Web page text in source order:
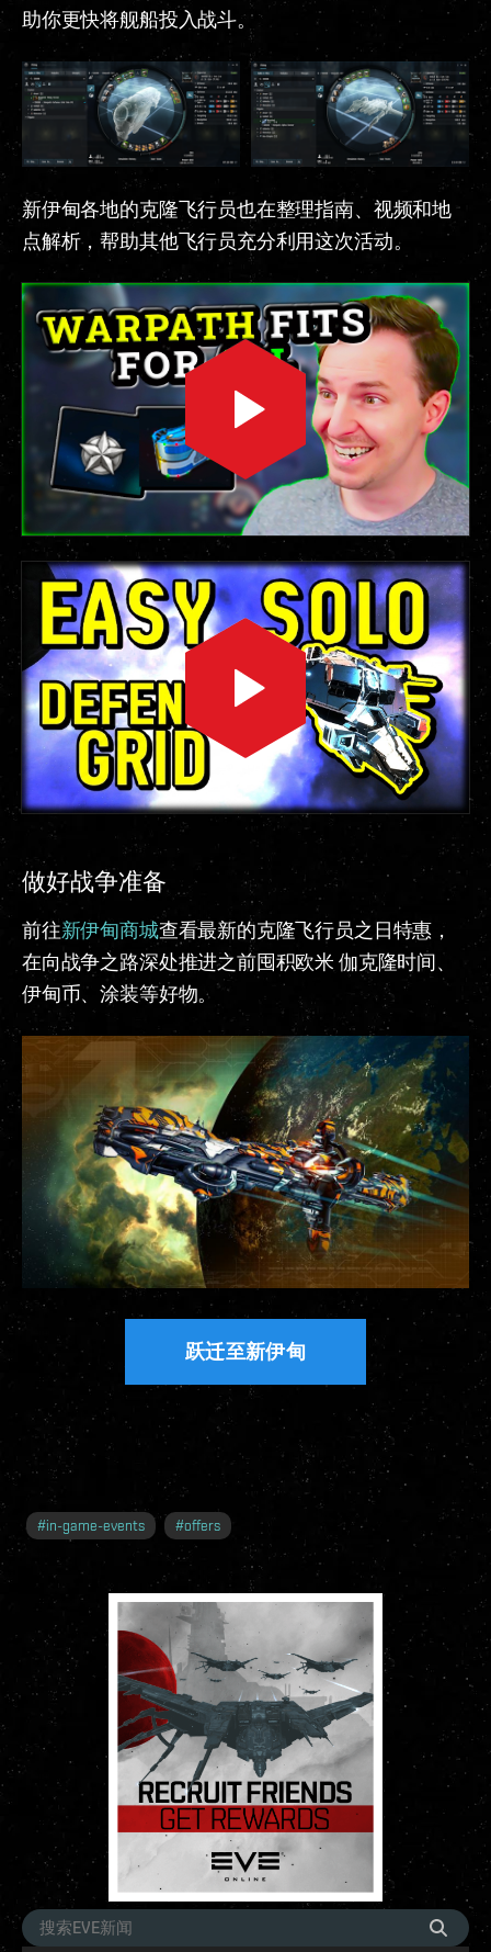
助你更快将舰船投入战斗。
新伊甸各地的克隆飞行员也在整理指南、视频和地
点解析，帮助其他飞行员充分利用这次活动。
做好战争准备
前往新伊甸商城查看最新的克隆飞行员之日特惠，
在向战争之路深处推进之前囤积欧米 伽克隆时间、
伊甸币、涂装等好物。
跃迁至新伊甸
#in-game-events #offers